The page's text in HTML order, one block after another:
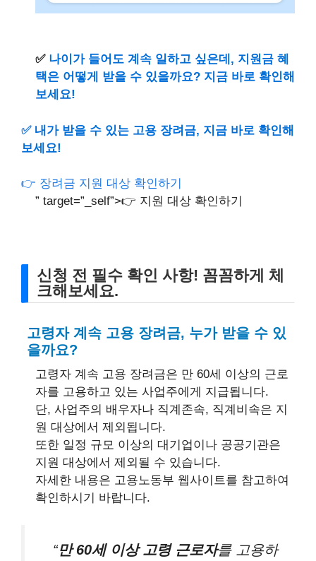
✅ 나이가 들어도 계속 일하고 싶은데, 지원금 혜
택은 어떻게 받을 수 있을까요? 지금 바로 확인해
보세요!
✅ 내가 받을 수 있는 고용 장려금, 지금 바로 확인해
보세요!
👉 장려금 지원 대상 확인하기
” target=”_self”>👉 지원 대상 확인하기
신청 전 필수 확인 사항! 꼼꼼하게 체
크해보세요.
고령자 계속 고용 장려금, 누가 받을 수 있
을까요?
고령자 계속 고용 장려금은 만 60세 이상의 근로
자를 고용하고 있는 사업주에게 지급됩니다.
단, 사업주의 배우자나 직계존속, 직계비속은 지
원 대상에서 제외됩니다.
또한 일정 규모 이상의 대기업이나 공공기관은
지원 대상에서 제외될 수 있습니다.
자세한 내용은 고용노동부 웹사이트를 참고하여
확인하시기 바랍니다.
“만 60세 이상 고령 근로자를 고용하